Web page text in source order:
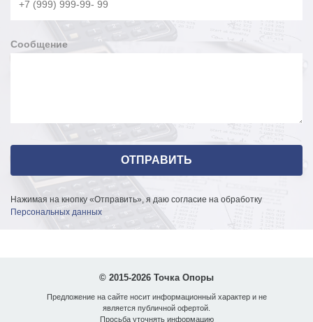
Сообщение
Нажимая на кнопку «Отправить», я даю согласие на обработку
Персональных данных
© 2015-2026 Точка Опоры
Предложение на сайте носит информационный характер и не
является публичной офертой.
Просьба уточнять информацию